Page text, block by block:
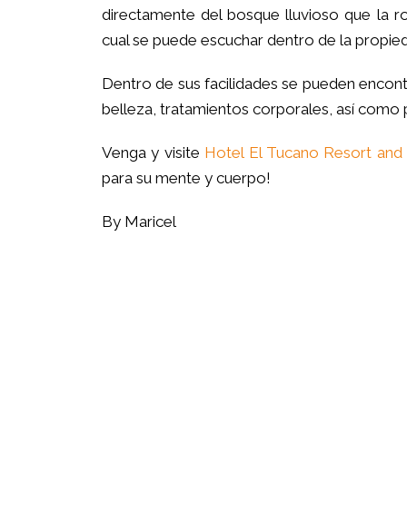
directamente del bosque lluvioso que la
cual se puede escuchar dentro de la
Dentro de sus facilidades se pueden
belleza, tratamientos corporales, así como
Venga y visite Hotel El Tucano Resort and
para su mente y cuerpo!
By Maricel